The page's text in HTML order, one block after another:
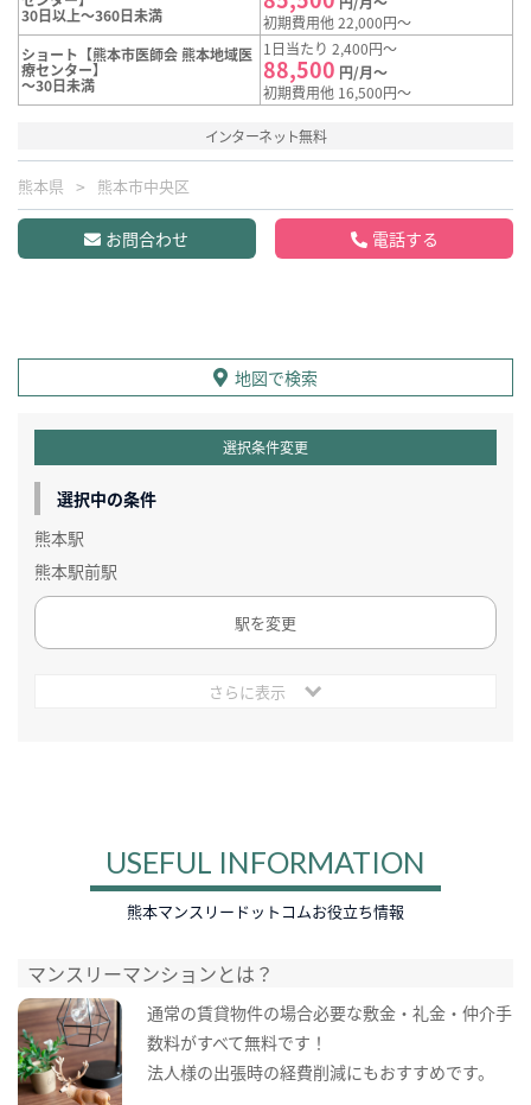
30日以上～360日未満
初期費用他 22,000円～
ショート【熊本市医師会 熊本地域医
療センター】
～30日未満
1日当たり 2,400円～
88,500 円/月～
初期費用他 16,500円～
インターネット無料
熊本県 熊本市中央区
お問合わせ 電話する
地図で検索
選択条件変更
選択中の条件
熊本駅
熊本駅前駅
駅を変更
さらに表示
USEFUL INFORMATION
熊本マンスリードットコムお役立ち情報
マンスリーマンションとは？
通常の賃貸物件の場合必要な敷金・礼金・仲介手
数料がすべて無料です！
法人様の出張時の経費削減にもおすすめです。